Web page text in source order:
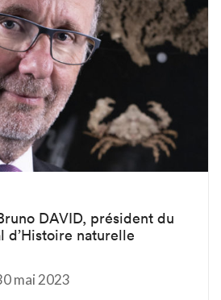
DAVID, président du
d’Histoire naturelle
mai 2023